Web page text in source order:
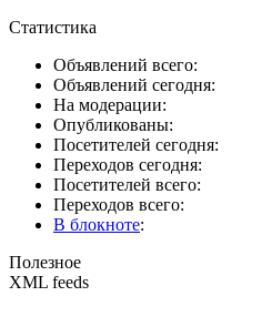
Статистика
Объявлений всего:
Объявлений сегодня:
На модерации:
Опубликованы:
Посетителей сегодня:
Переходов сегодня:
Посетителей всего:
Переходов всего:
В блокноте:
Полезное
XML feeds